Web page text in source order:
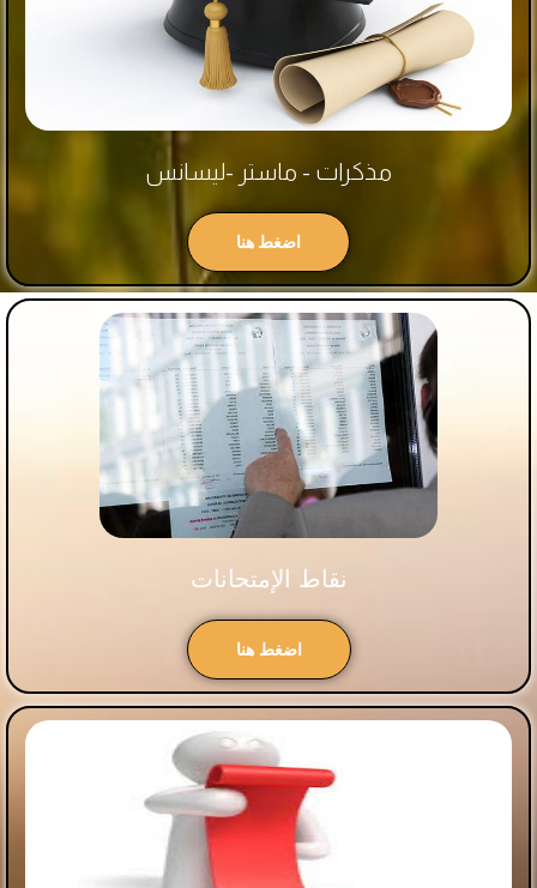
مذكرات - ماستر -ليسانس
اضغط هنا
نقاط الإمتحانات
اضغط هنا